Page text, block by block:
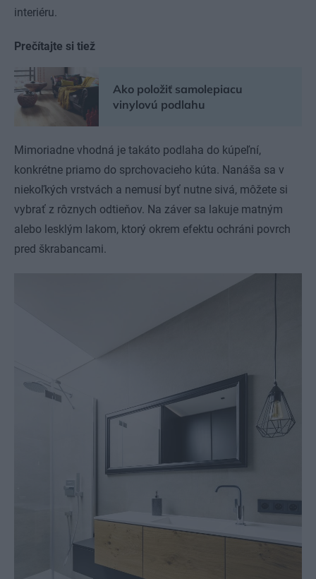
interiéru.
Prečítajte si tiež
Ako položiť samolepiacu
vinylovú podlahu
Mimoriadne vhodná je takáto podlaha do kúpeľní,
konkrétne priamo do sprchovacieho kúta. Nanáša sa v
niekoľkých vrstvách a nemusí byť nutne sivá, môžete si
vybrať z rôznych odtieňov. Na záver sa lakuje matným
alebo lesklým lakom, ktorý okrem efektu ochráni povrch
pred škrabancami.